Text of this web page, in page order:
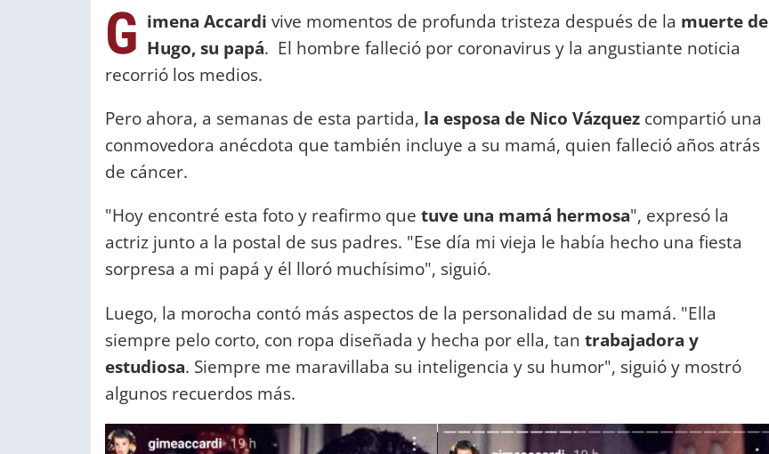
G imena Accardi vive momentos de profunda tristeza después de la muerte de
Hugo, su papá. El hombre falleció por coronavirus y la angustiante noticia
recorrió los medios.
Pero ahora, a semanas de esta partida, la esposa de Nico Vázquez compartió una
conmovedora anécdota que también incluye a su mamá, quien falleció años atrás
de cáncer.
"Hoy encontré esta foto y reafirmo que tuve una mamá hermosa", expresó la
actriz junto a la postal de sus padres. "Ese día mi vieja le había hecho una fiesta
sorpresa a mi papá y él lloró muchísimo", siguió.
Luego, la morocha contó más aspectos de la personalidad de su mamá. "Ella
siempre pelo corto, con ropa diseñada y hecha por ella, tan trabajadora y
estudiosa. Siempre me maravillaba su inteligencia y su humor", siguió y mostró
algunos recuerdos más.